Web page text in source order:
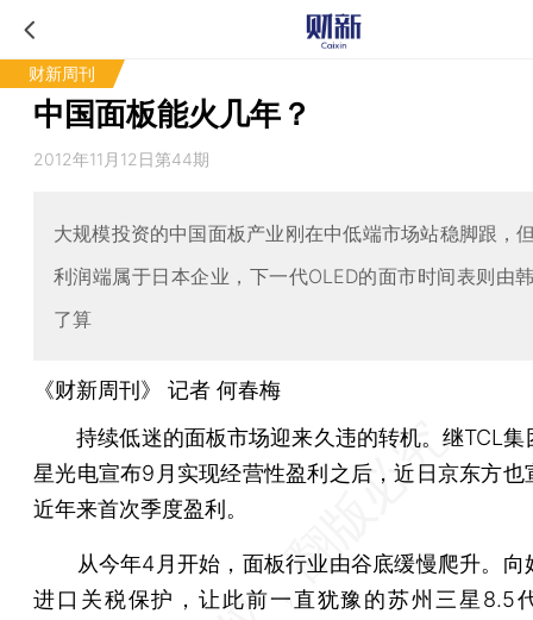
财新周刊
中国面板能火几年？
2012年11月12日第44期
大规模投资的中国面板产业刚在中低端市场站稳脚跟，
利润端属于日本企业，下一代OLED的面市时间表则由
了算
《财新周刊》 记者 何春梅
持续低迷的面板市场迎来久违的转机。继TCL集
星光电宣布9月实现经营性盈利之后，近日京东方也
近年来首次季度盈利。
从今年4月开始，面板行业由谷底缓慢爬升。向
进口关税保护，让此前一直犹豫的苏州三星8.5